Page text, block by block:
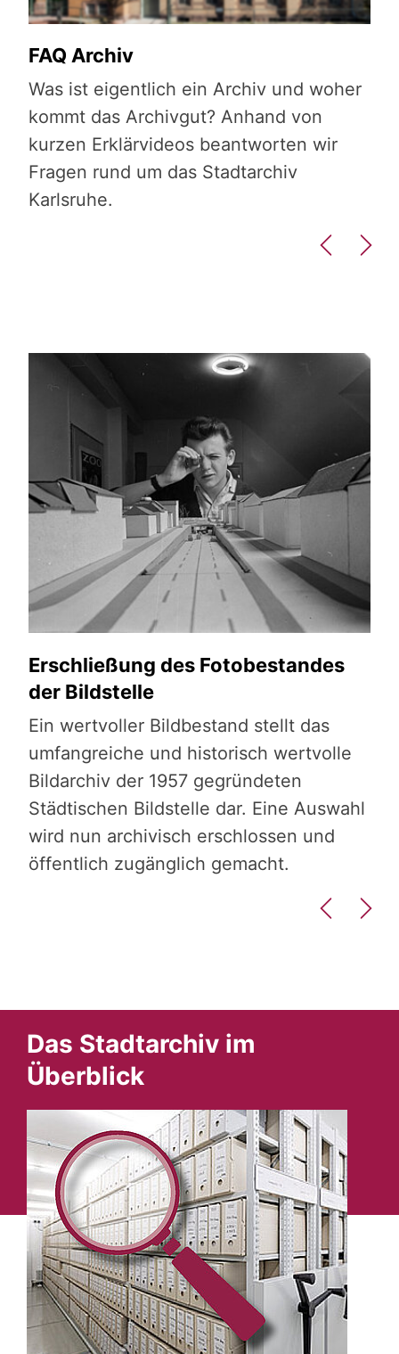
FAQ Archiv
Was ist eigentlich ein Archiv und woher
kommt das Archivgut? Anhand von
kurzen Erklärvideos beantworten wir
Fragen rund um das Stadtarchiv
Karlsruhe.
Erschließung des Fotobestandes
der Bildstelle
Ein wertvoller Bildbestand stellt das
umfangreiche und historisch wertvolle
Bildarchiv der 1957 gegründeten
Städtischen Bildstelle dar. Eine Auswahl
wird nun archivisch erschlossen und
öffentlich zugänglich gemacht.
Das Stadtarchiv im
Überblick